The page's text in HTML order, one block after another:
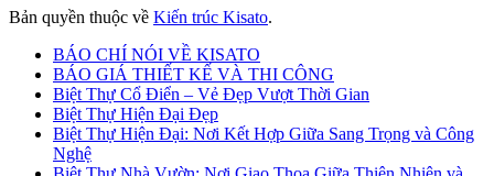
Bản quyền thuộc về Kiến trúc Kisato.
BÁO CHÍ NÓI VỀ KISATO
BÁO GIÁ THIẾT KẾ VÀ THI CÔNG
Biệt Thự Cổ Điển – Vẻ Đẹp Vượt Thời Gian
Biệt Thự Hiện Đại Đẹp
Biệt Thự Hiện Đại: Nơi Kết Hợp Giữa Sang Trọng và Công
Nghệ